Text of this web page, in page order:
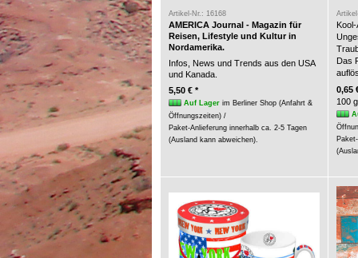
Artikel-Nr.: 16168
AMERICA Journal - Magazin für
Reisen, Lifestyle und Kultur in
Nordamerika.
Infos, News und Trends aus den USA
und Kanada.
5,50 € *
Auf Lagerim Berliner Shop (Anfahrt &
Öffnungszeiten) /
Paket-Anlieferung innerhalb ca. 2-5 Tagen
(Ausland kann abweichen).
Das
0,65
100